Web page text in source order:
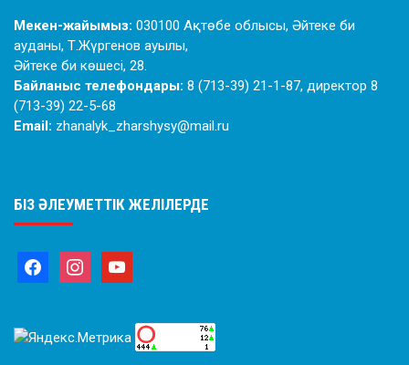
Мекен-жайымыз: 030100 Ақтөбе облысы, Әйтеке би
ауданы, Т.Жүргенов ауылы,
Әйтеке би көшесі, 28.
Байланыс телефондары: 8 (713-39) 21-1-87, директор 8
(713-39) 22-5-68
Email: zhanalyk_zharshysy@mail.ru
БІЗ ӘЛЕУМЕТТІК ЖЕЛІЛЕРДЕ